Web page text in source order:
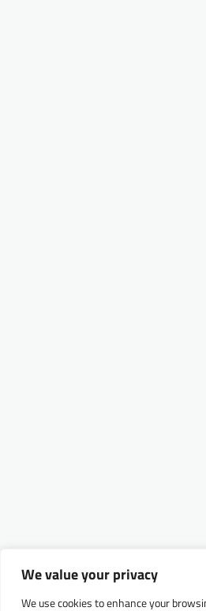
We value your privacy
We use cookies to enhance your